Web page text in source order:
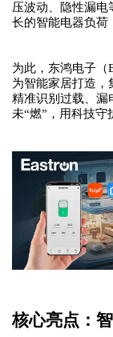
压波动、隐性漏电
长的智能电器负荷
为此，东鸿电子
为智能家居打造，
精准识别过载、漏
未“燃”，用科技守
核心亮点：